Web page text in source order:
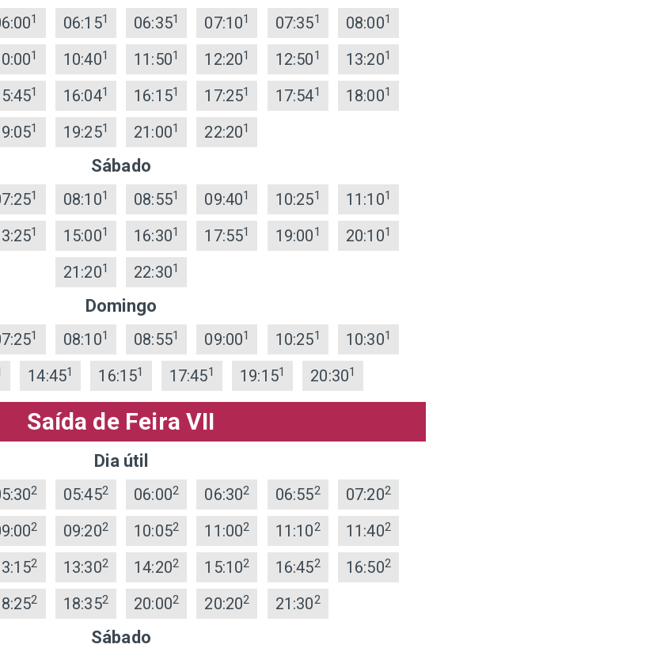
1 06:151 06:351 07:101 07:351 08:001
1 10:401 11:501 12:201 12:501 13:201
1 16:041 16:151 17:251 17:541 18:001
1 19:251 21:001 22:201
Sábado
1 08:101 08:551 09:401 10:251 11:101
1 15:001 16:301 17:551 19:001 20:101
21:201 22:301
Domingo
1 08:101 08:551 09:001 10:251 10:301
14:451 16:151 17:451 19:151 20:301
Saída de Feira VII
Dia útil
2 05:452 06:002 06:302 06:552 07:202
2 09:202 10:052 11:002 11:102 11:402
2 13:302 14:202 15:102 16:452 16:502
2 18:352 20:002 20:202 21:302
Sábado